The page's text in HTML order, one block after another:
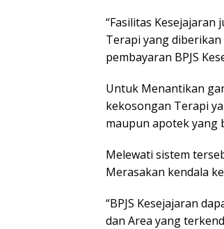
“Fasilitas
Terapi yang
pembayaran BPJS
Untuk Menantikan
kekosongan Terapi
maupun apotek yang
Melewati sistem
Merasakan kendala
“BPJS Kesejajaran
dan Area yang